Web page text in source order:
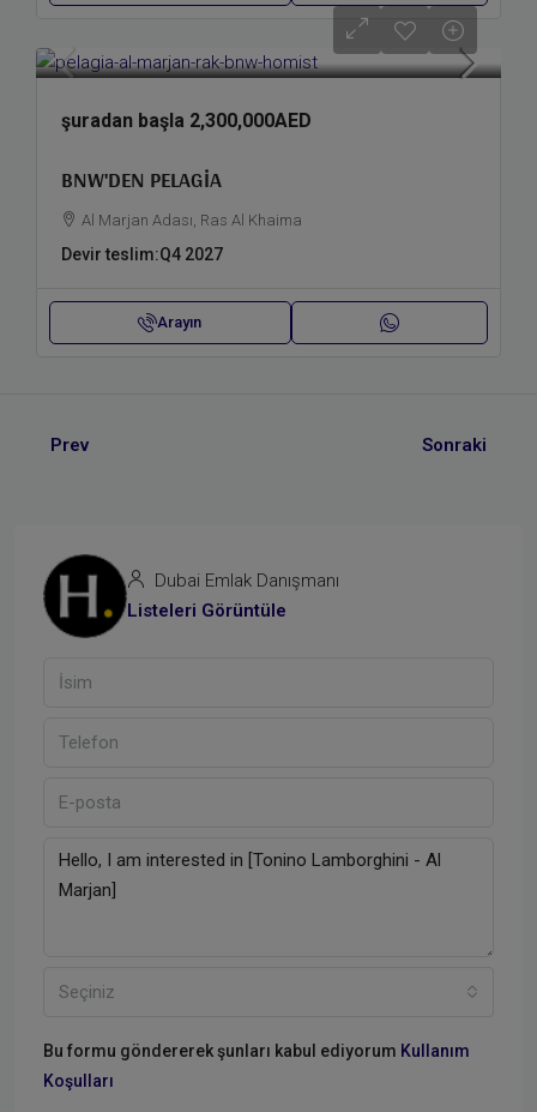
şuradan başla 2,300,000AED
BNW'DEN PELAGIA
Al Marjan Adası, Ras Al Khaima
Devir teslim:Q4 2027
Arayın
Prev Sonraki
Dubai Emlak Danışmanı
Listeleri Görüntüle
Seçiniz
Bu formu göndererek şunları kabul ediyorum Kullanım
Koşulları